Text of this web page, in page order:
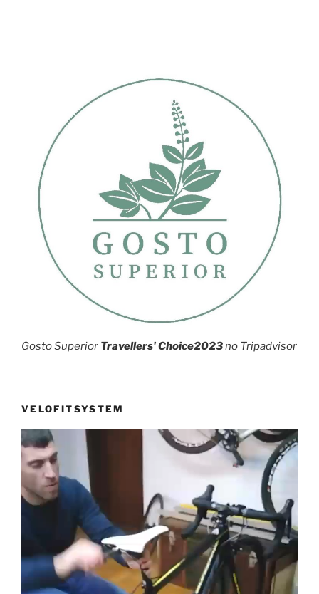
Gosto Superior Travellers' Choice2023no Tripadvisor
VELOFITSYSTEM
Reprodutor
de
vídeo